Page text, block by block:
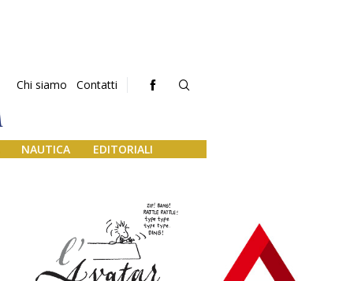
Chi siamo Contatti
NAUTICA EDITORIALI